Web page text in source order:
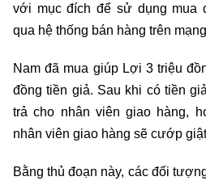
với mục đích để sử dụng mua
qua hệ thống bán hàng trên
Nam đã mua giúp Lợi 3 triệu
đồng tiền giả. Sau khi có tiền
trả cho nhân viên giao hàng,
nhân viên giao hàng sẽ cướp
Bằng thủ đoạn này, các đối